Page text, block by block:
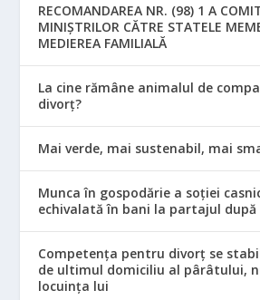
RECOMANDAREA NR. (98) 1 A
MINIŞTRILOR CĂTRE STATELE
MEDIEREA FAMILIALĂ
La cine rămâne animalul de
divorț?
Mai verde, mai sustenabil, mai
Munca în gospodărie a soției
echivalată în bani la partajul după
Competența pentru divorț se
de ultimul domiciliu al pârâtului,
locuinţa lui